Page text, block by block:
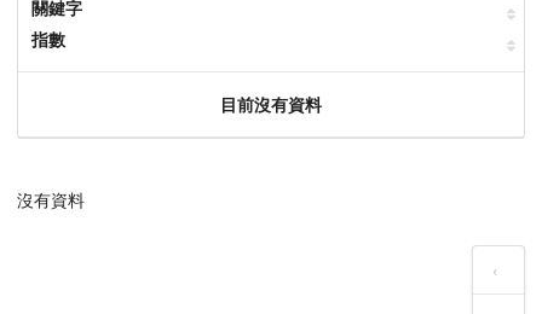
關鍵字
指數
目前沒有資料
沒有資料
‹